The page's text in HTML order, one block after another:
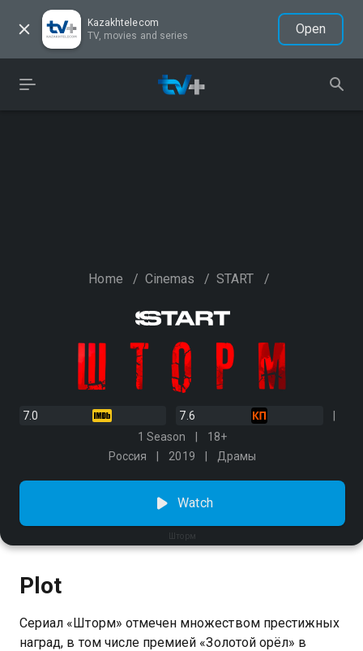
Kazakhtelecom
TV, movies and series
Open
Home / Cinemas / START /
7.0
7.6
1 Season
18+
Россия
2019 Драмы
Шторм
Watch
Plot
Сериал «Шторм» отмечен множеством престижных
наград, в том числе премией «Золотой орёл» в